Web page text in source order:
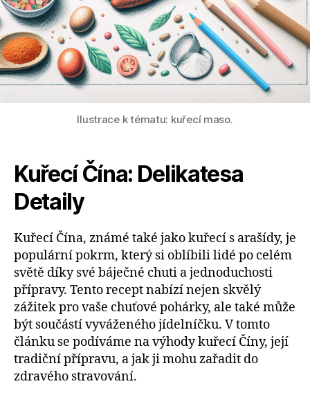
Ilustrace k tématu: kuřecí maso.
Kuřecí Čína: Delikatesa
Detaily
Kuřecí Čína, známé také jako kuřecí s arašídy, je
populární pokrm, který si oblíbili lidé po celém
světě díky své báječné chuti a jednoduchosti
přípravy. Tento recept nabízí nejen skvělý
zážitek pro vaše chuťové pohárky, ale také může
být součástí vyváženého jídelníčku. V tomto
článku se podíváme na výhody kuřecí Číny, její
tradiční přípravu, a jak ji mohu zařadit do
zdravého stravování.